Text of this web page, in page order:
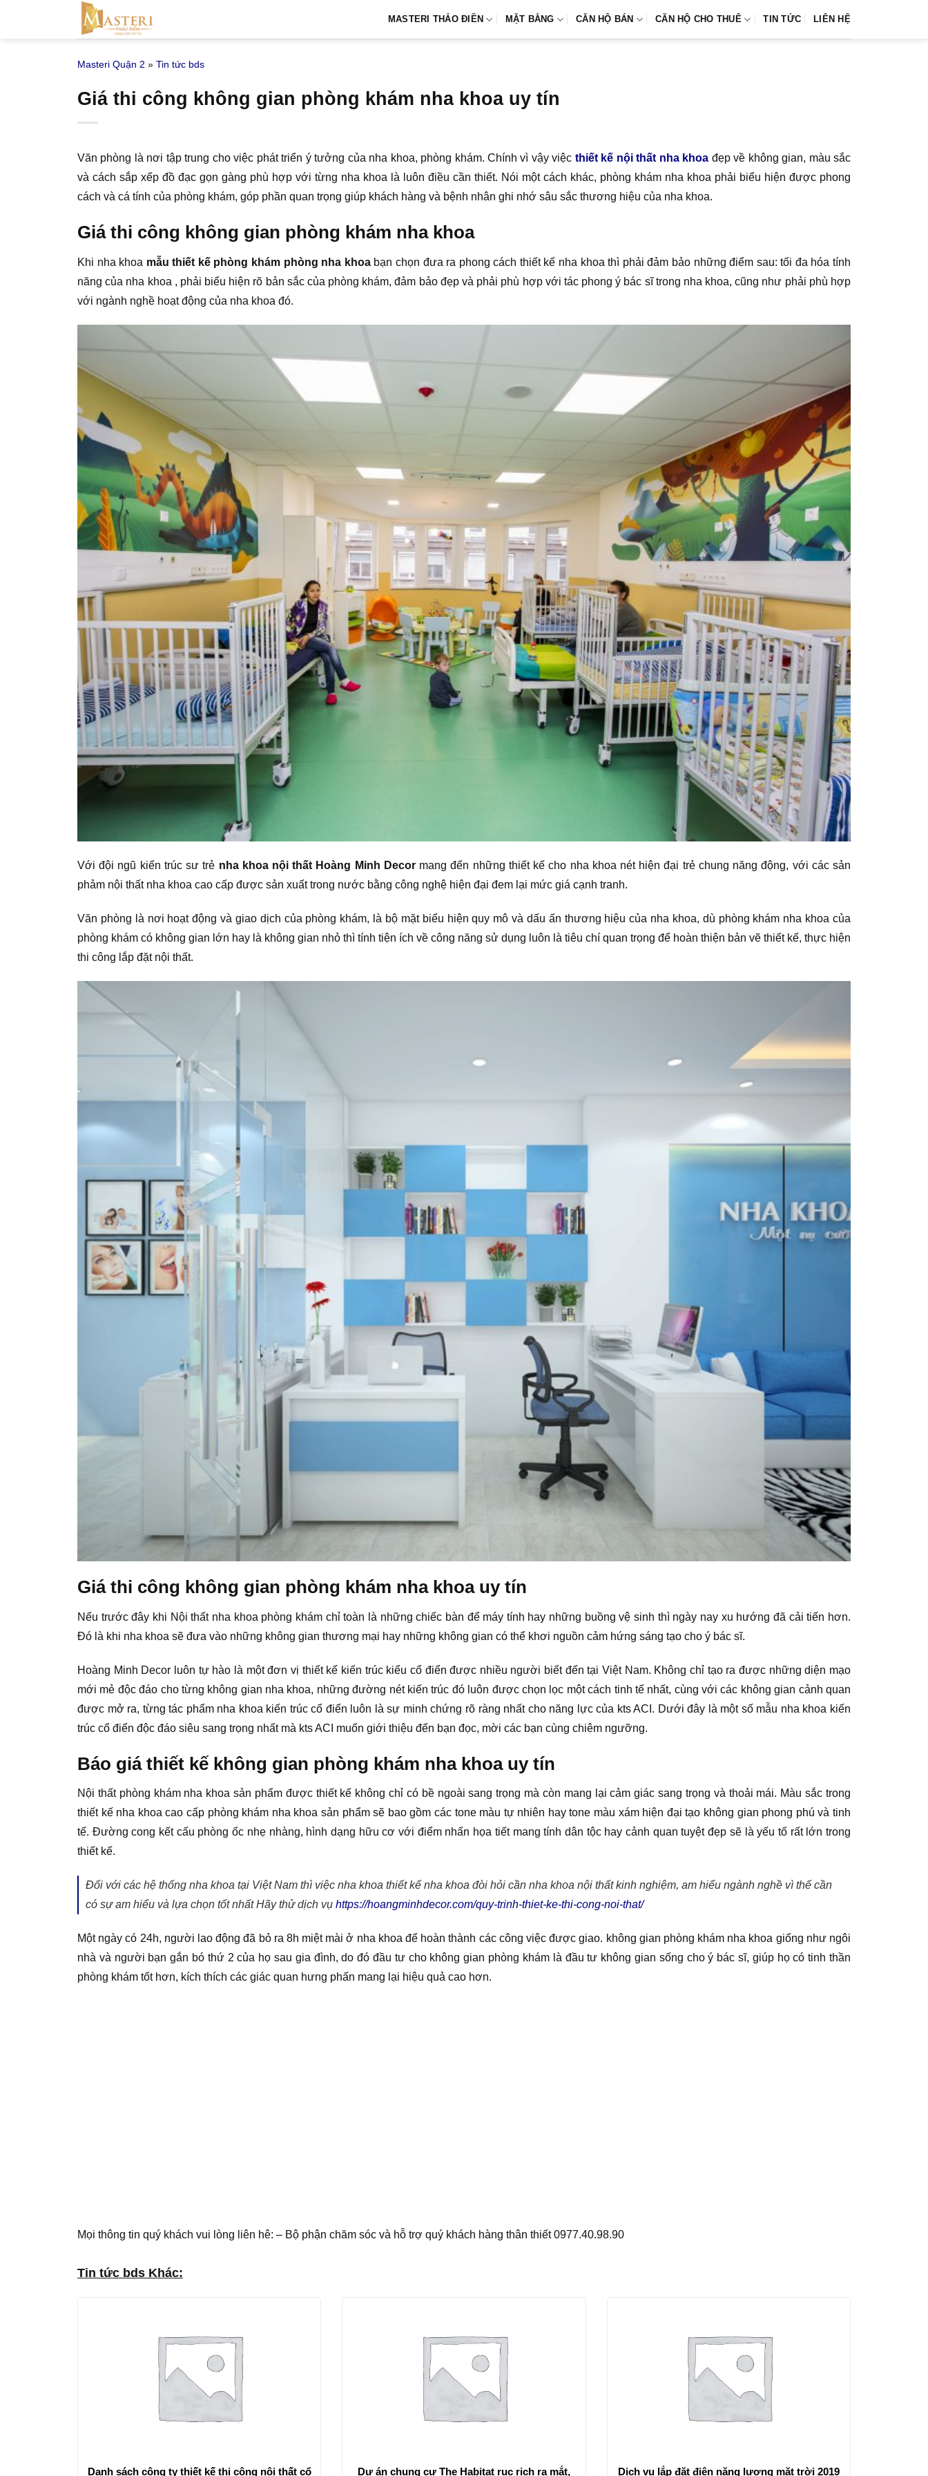
MASTERI THẢO ĐIỀN MẶT BẰNG CĂN HỘ BÁN CĂN HỘ CHO THUÊ TIN TỨC LIÊN HỆ
Masteri Quận 2 » Tin tức bds
Giá thi công không gian phòng khám nha khoa uy tín
Văn phòng là nơi tập trung cho việc phát triển ý tưởng của nha khoa, phòng khám. Chính vì vậy việc thiết kế nội thất nha khoa đẹp về không gian, màu sắc
và cách sắp xếp đồ đạc gọn gàng phù hợp với từng nha khoa là luôn điều cần thiết. Nói một cách khác, phòng khám nha khoa phải biểu hiện được phong
cách và cá tính của phòng khám, góp phần quan trọng giúp khách hàng và bệnh nhân ghi nhớ sâu sắc thương hiệu của nha khoa.
Giá thi công không gian phòng khám nha khoa
Khi nha khoa mẫu thiết kế phòng khám phòng nha khoabạn chọn đưa ra phong cách thiết kế nha khoa thì phải đảm bảo những điểm sau: tối đa hóa tính
năng của nha khoa , phải biểu hiện rõ bản sắc của phòng khám, đảm bảo đẹp và phải phù hợp với tác phong ý bác sĩ trong nha khoa, cũng như phải phù hợp
với ngành nghề hoạt động của nha khoa đó.
Với đội ngũ kiến trúc sư trẻ nha khoa nội thất Hoàng Minh Decormang đến những thiết kế cho nha khoa nét hiện đại trẻ chung năng động, với các sản
phảm nội thất nha khoa cao cấp được sản xuất trong nước bằng công nghệ hiện đại đem lại mức giá cạnh tranh.
Văn phòng là nơi hoạt động và giao dịch của phòng khám, là bộ mặt biểu hiện quy mô và dấu ấn thương hiệu của nha khoa, dù phòng khám nha khoa của
phòng khám có không gian lớn hay là không gian nhỏ thì tính tiện ích về công năng sử dụng luôn là tiêu chí quan trọng để hoàn thiện bản vẽ thiết kế, thực hiện
thi công lắp đặt nội thất.
Giá thi công không gian phòng khám nha khoa uy tín
Nếu trước đây khi Nội thất nha khoa phòng khám chỉ toàn là những chiếc bàn để máy tính hay những buồng vệ sinh thì ngày nay xu hướng đã cải tiến hơn.
Đó là khi nha khoa sẽ đưa vào những không gian thương mại hay những không gian có thể khơi nguồn cảm hứng sáng tạo cho ý bác sĩ.
Hoàng Minh Decor luôn tự hào là một đơn vị thiết kế kiến trúc kiểu cổ điển được nhiều người biết đến tại Việt Nam. Không chỉ tạo ra được những diện mạo
mới mẻ độc đáo cho từng không gian nha khoa, những đường nét kiến trúc đó luôn được chọn lọc một cách tinh tế nhất, cùng với các không gian cảnh quan
được mở ra, từng tác phẩm nha khoa kiến trúc cổ điển luôn là sự minh chứng rõ ràng nhất cho năng lực của kts ACI. Dưới đây là một số mẫu nha khoa kiến
trúc cổ điển độc đáo siêu sang trọng nhất mà kts ACI muốn giới thiệu đến bạn đọc, mời các bạn cùng chiêm ngưỡng.
Báo giá thiết kế không gian phòng khám nha khoa uy tín
Nội thất phòng khám nha khoa sản phẩm được thiết kế không chỉ có bề ngoài sang trọng mà còn mang lại cảm giác sang trọng và thoải mái. Màu sắc trong
thiết kế nha khoa cao cấp phòng khám nha khoa sản phẩm sẽ bao gồm các tone màu tự nhiên hay tone màu xám hiện đại tạo không gian phong phú và tinh
tế. Đường cong kết cấu phòng ốc nhẹ nhàng, hình dạng hữu cơ với điểm nhấn họa tiết mang tính dân tộc hay cảnh quan tuyệt đẹp sẽ là yếu tố rất lớn trong
thiết kế.
Đối với các hệ thống nha khoa tại Việt Nam thì việc nha khoa thiết kế nha khoa đòi hỏi cần nha khoa nội thất kinh nghiệm, am hiểu ngành nghề vì thế cần
có sự am hiểu và lựa chọn tốt nhất Hãy thử dịch vụ https://hoangminhdecor.com/quy-trinh-thiet-ke-thi-cong-noi-that/
Một ngày có 24h, người lao động đã bỏ ra 8h miệt mài ở nha khoa để hoàn thành các công việc được giao. không gian phòng khám nha khoa giống như ngôi
nhà và người bạn gắn bó thứ 2 của họ sau gia đình, do đó đầu tư cho không gian phòng khám là đầu tư không gian sống cho ý bác sĩ, giúp họ có tinh thần
phòng khám tốt hơn, kích thích các giác quan hưng phấn mang lại hiệu quả cao hơn.
Mọi thông tin quý khách vui lòng liên hê: – Bộ phận chăm sóc và hỗ trợ quý khách hàng thân thiết 0977.40.98.90
Tin tức bds Khác:
Danh sách công ty thiết kế thi công nội thất cổ Dự án chung cư The Habitat rục rịch ra mắt, Dịch vụ lắp đặt điện năng lượng mặt trời 2019